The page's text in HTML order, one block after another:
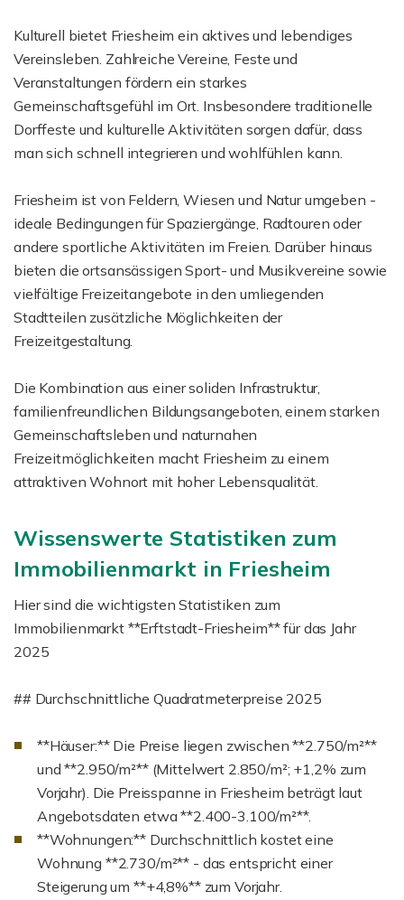
Kulturell bietet Friesheim ein aktives und lebendiges
Vereinsleben. Zahlreiche Vereine, Feste und
Veranstaltungen fördern ein starkes
Gemeinschaftsgefühl im Ort. Insbesondere traditionelle
Dorffeste und kulturelle Aktivitäten sorgen dafür, dass
man sich schnell integrieren und wohlfühlen kann.
Friesheim ist von Feldern, Wiesen und Natur umgeben -
ideale Bedingungen für Spaziergänge, Radtouren oder
andere sportliche Aktivitäten im Freien. Darüber hinaus
bieten die ortsansässigen Sport- und Musikvereine sowie
vielfältige Freizeitangebote in den umliegenden
Stadtteilen zusätzliche Möglichkeiten der
Freizeitgestaltung.
Die Kombination aus einer soliden Infrastruktur,
familienfreundlichen Bildungsangeboten, einem starken
Gemeinschaftsleben und naturnahen
Freizeitmöglichkeiten macht Friesheim zu einem
attraktiven Wohnort mit hoher Lebensqualität.
Wissenswerte Statistiken zum
Immobilienmarkt in Friesheim
Hier sind die wichtigsten Statistiken zum
Immobilienmarkt **Erftstadt-Friesheim** für das Jahr
2025
## Durchschnittliche Quadratmeterpreise 2025
**Häuser:** Die Preise liegen zwischen **2.750/m²**
und **2.950/m²** (Mittelwert 2.850/m²; +1,2% zum
Vorjahr). Die Preisspanne in Friesheim beträgt laut
Angebotsdaten etwa **2.400-3.100/m²**.
**Wohnungen:** Durchschnittlich kostet eine
Wohnung **2.730/m²** - das entspricht einer
Steigerung um **+4,8%** zum Vorjahr.